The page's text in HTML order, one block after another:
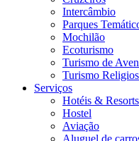
Intercâmbio
Parques
Mochilão
Ecoturismo
Turismo de
Turismo
Serviços
Hotéis & Resorts
Hostel
Aviação
Aluguel de